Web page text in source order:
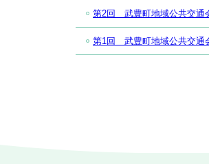
第2回 武豊町地域公共交通
第1回 武豊町地域公共交通